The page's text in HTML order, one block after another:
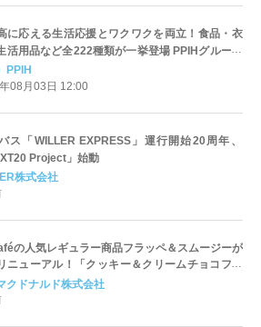
に応える生活応援とワクワクを両立！食品・衣
活用品など全222種類が一挙登場 PPIHグループ
袋」＆セール 8月6日(木)より順次スタート
PPIH
08月03日 12:00
ス「WILLER EXPRESS」運行開始20周年、
Project」始動
株式会社
の人気レギュラー商品フラッペ＆スムージーが
ニューアル！「クッキー＆クリームチョコフラ
「マンゴースムージー」8月5日（水）から販売
クドナルド株式会社